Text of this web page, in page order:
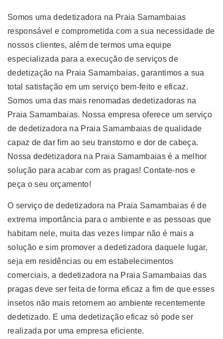
Somos uma dedetizadora na Praia Samambaias
responsável e comprometida com a sua necessidade de
nossos clientes, além de termos uma equipe
especializada para a execução de serviços de
dedetização na Praia Samambaias, garantimos a sua
total satisfação em um serviço bem-feito e eficaz.
Somos uma das mais renomadas dedetizadoras na
Praia Samambaias. Nossa empresa oferece um serviço
de dedetizadora na Praia Samambaias de qualidade
capaz de dar fim ao seu transtorno e dor de cabeça.
Nossa dedetizadora na Praia Samambaias é a melhor
solução para acabar com as pragas! Contate-nos e
peça o seu orçamento!
O serviço de dedetizadora na Praia Samambaias é de
extrema importância para o ambiente e as pessoas que
habitam nele, muita das vezes limpar não é mais a
solução e sim promover a dedetizadora daquele lugar,
seja em residências ou em estabelecimentos
comerciais, a dedetizadora na Praia Samambaias das
pragas deve ser feita de forma eficaz a fim de que esses
insetos não mais retornem ao ambiente recentemente
dedetizado. E uma dedetização eficaz só pode ser
realizada por uma empresa eficiente.